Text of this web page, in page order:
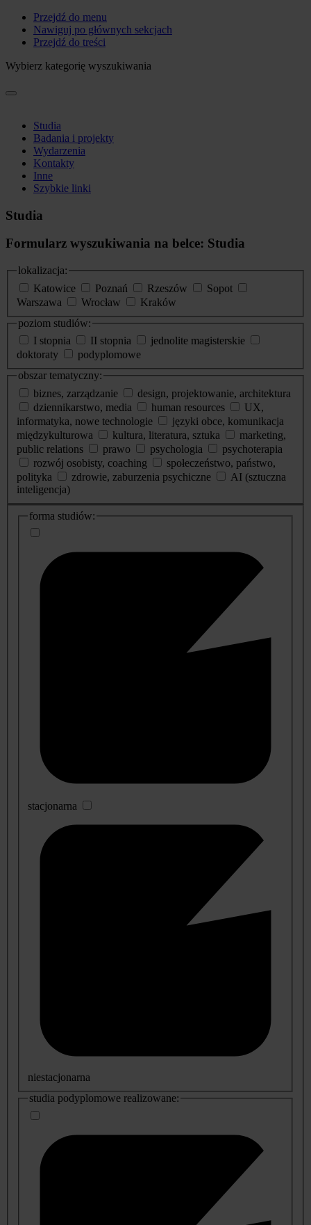
Przejdź do menu
Nawiguj po głównych sekcjach
Przejdź do treści
Wybierz kategorię wyszukiwania
Studia
Badania i projekty
Wydarzenia
Kontakty
Inne
Szybkie linki
Studia
Formularz wyszukiwania na belce: Studia
lokalizacja:
Katowice
Poznań Rzeszów
Sopot
Warszawa
Wrocław
Kraków
poziom studiów:
I stopnia
II stopnia
jednolite magisterskie
doktoraty
podyplomowe
obszar tematyczny:
biznes, zarządzanie
design, projektowanie, architektura
dziennikarstwo, media
human resources
UX,
informatyka, nowe technologie
języki obce, komunikacja
międzykulturowa
kultura, literatura, sztuka
marketing,
public relations
prawo psychologia
psychoterapia
rozwój osobisty, coaching
społeczeństwo, państwo,
polityka
zdrowie, zaburzenia psychiczne
AI (sztuczna
inteligencja)
dodatkowe
informacje
forma studiów:
stacjonarna
niestacjonarna
studia podyplomowe realizowane: